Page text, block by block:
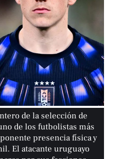
de la selección de
de los futbolistas más
presencia física y
El atacante uruguayo